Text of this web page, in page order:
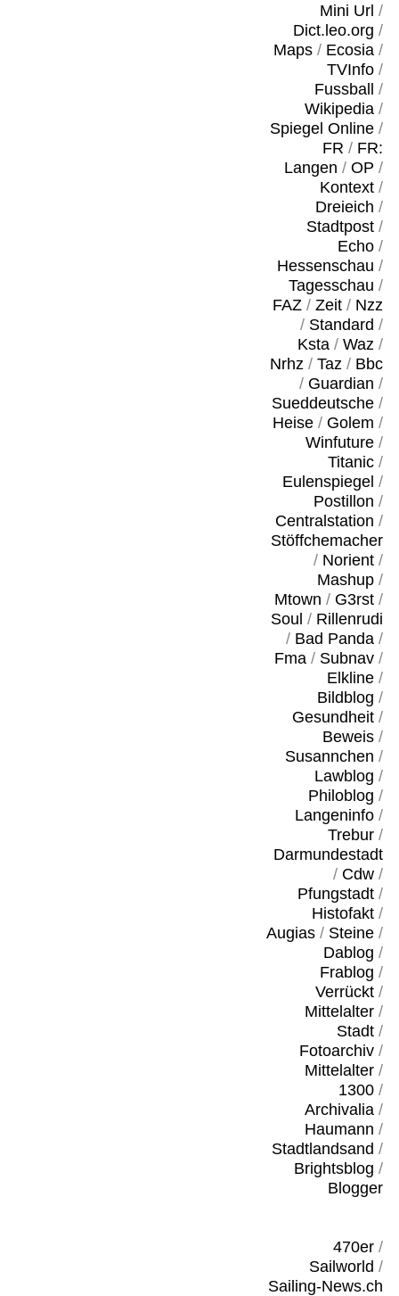
Mini Url /
Dict.leo.org /
Maps/ Ecosia/
TVInfo/
Fussball
/
Wikipedia/
Spiegel Online/
FR / FR:
Langen / OP /
Kontext/
Dreieich /
Stadtpost/
Echo/
Hessenschau /
Tagesschau /
FAZ/ Zeit/ Nzz
/ Standard /
Ksta/ Waz/
Nrhz/ Taz/ Bbc
/ Guardian /
Sueddeutsche/
Heise/ Golem /
Winfuture/
Titanic/
Eulenspiegel /
Postillon /
Centralstation /
Stöffchemacher
/ Norient/
Mashup/
Mtown / G3rst/
Soul / Rillenrudi
/ Bad Panda/
Fma/ Subnav/
Elkline/
Bildblog /
Gesundheit/
Beweis/
Susannchen /
Lawblog /
Philoblog /
Langeninfo/
Trebur/
Darmundestadt
/ Cdw/
Pfungstadt/
Histofakt/
Augias/ Steine/
Dablog /
Frablog /
Verrückt/
Mittelalter/
Stadt/
Fotoarchiv/
Mittelalter/
1300/
Archivalia/
Haumann /
Stadtlandsand /
Brightsblog /
Blogger
470er/
Sailworld /
Sailing-News.ch